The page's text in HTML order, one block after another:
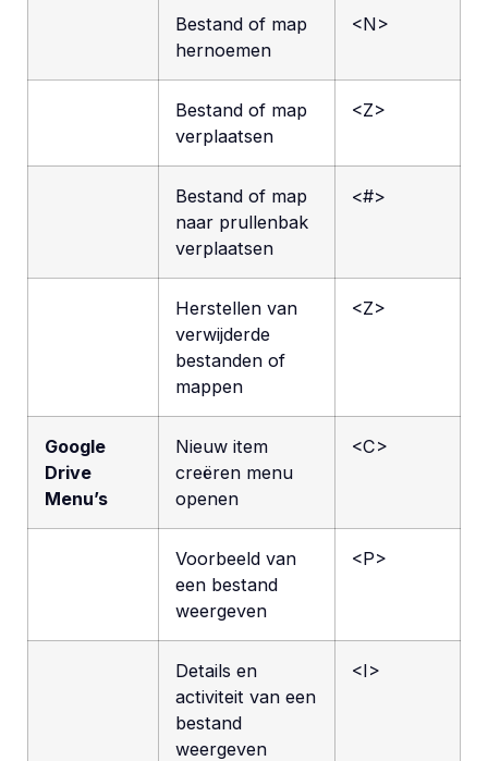
Bestand of map
hernoemen
<N>
Bestand of map
verplaatsen
<Z>
Bestand of map
naar prullenbak
verplaatsen
<#>
Herstellen van
verwijderde
bestanden of
mappen
<Z>
Google
Drive
Menu’s
Nieuw item
creëren menu
openen
<C>
Voorbeeld van
een bestand
weergeven
<P>
Details en
activiteit van een
bestand
weergeven
<I>